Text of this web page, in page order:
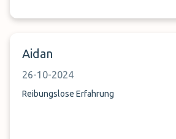
Aidan
26-10-2024
Reibungslose Erfahrung